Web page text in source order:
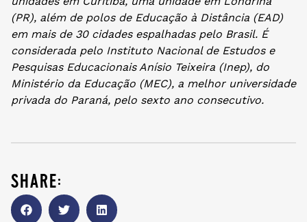
(PR), além de polos de Educação à Distância (EAD)
em mais de 30 cidades espalhadas pelo Brasil. É
considerada pelo Instituto Nacional de Estudos e
Pesquisas Educacionais Anísio Teixeira (Inep), do
Ministério da Educação (MEC), a melhor universidade
privada do Paraná, pelo sexto ano consecutivo.
share: